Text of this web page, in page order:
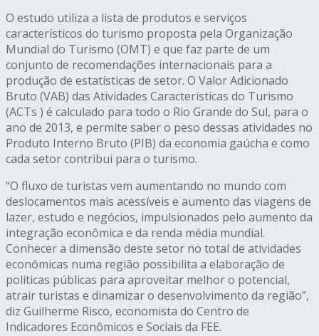
O estudo utiliza a lista de produtos e serviços
característicos do turismo proposta pela Organização
Mundial do Turismo (OMT) e que faz parte de um
conjunto de recomendações internacionais para a
produção de estatísticas de setor. O Valor Adicionado
Bruto (VAB) das Atividades Características do Turismo
(ACTs ) é calculado para todo o Rio Grande do Sul, para o
ano de 2013, e permite saber o peso dessas atividades no
Produto Interno Bruto (PIB) da economia gaúcha e como
cada setor contribui para o turismo.
“O fluxo de turistas vem aumentando no mundo com
deslocamentos mais acessíveis e aumento das viagens de
lazer, estudo e negócios, impulsionados pelo aumento da
integração econômica e da renda média mundial.
Conhecer a dimensão deste setor no total de atividades
econômicas numa região possibilita a elaboração de
políticas públicas para aproveitar melhor o potencial,
atrair turistas e dinamizar o desenvolvimento da região”,
diz Guilherme Risco, economista do Centro de
Indicadores Econômicos e Sociais da FEE.